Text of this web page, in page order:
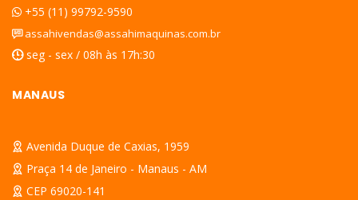
+55 (11) 99792-9590
assahivendas@assahimaquinas.com.br
seg - sex / 08h às 17h:30
MANAUS
Avenida Duque de Caxias, 1959
Praça 14 de Janeiro - Manaus - AM
CEP 69020-141